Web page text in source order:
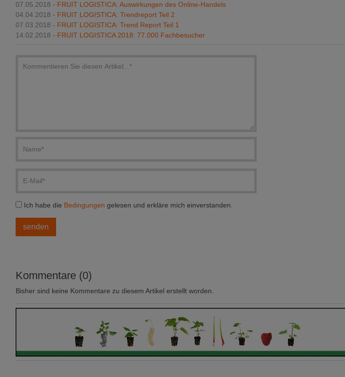
07.05.2018 - FRUIT LOGISTICA: Auswirkungen des Online-Handels
04.04.2018 - FRUIT LOGISTICA: Trendreport Teil 2
07.03.2018 - FRUIT LOGISTICA: Trend Report Teil 1
14.02.2018 - FRUIT LOGISTICA 2018: 77.000 Fachbesucher
Ich habe die Bedingungen gelesen und erkläre mich einverstanden.
Kommentare (0)
Bisher sind keine Kommentare zu diesem Artikel erstellt worden.